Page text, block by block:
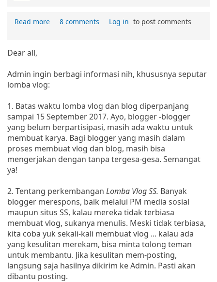
Read more 8 comments Log in to post comments
Dear all,
Admin ingin berbagi informasi nih, khususnya seputar
lomba vlog:
1. Batas waktu lomba vlog dan blog diperpanjang
sampai 15 September 2017. Ayo, blogger -blogger
yang belum berpartisipasi, masih ada waktu untuk
membuat karya. Bagi blogger yang masih dalam
proses membuat vlog dan blog, masih bisa
mengerjakan dengan tanpa tergesa-gesa. Semangat
ya!
2. Tentang perkembangan Lomba Vlog SS. Banyak
blogger merespons, baik melalui PM media sosial
maupun situs SS, kalau mereka tidak terbiasa
membuat vlog, sukanya menulis. Meski tidak terbiasa,
kita coba yuk sekali-kali membuat vlog ... kalau ada
yang kesulitan merekam, bisa minta tolong teman
untuk membantu. Jika kesulitan mem-posting,
langsung saja hasilnya dikirim ke Admin. Pasti akan
dibantu posting.